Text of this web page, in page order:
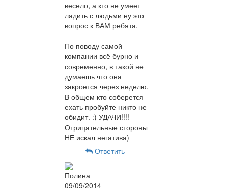
весело, а кто не умеет
ладить с людьми ну это
вопрос к ВАМ ребята.
По поводу самой
компании всё бурно и
современно, в такой не
думаешь что она
закроется через неделю.
В общем кто соберется
ехать пробуйте никто не
обидит. :) УДАЧИ!!!!
Отрицательные стороны
НЕ искал негатива)
Ответить
Полина
09/09/2014